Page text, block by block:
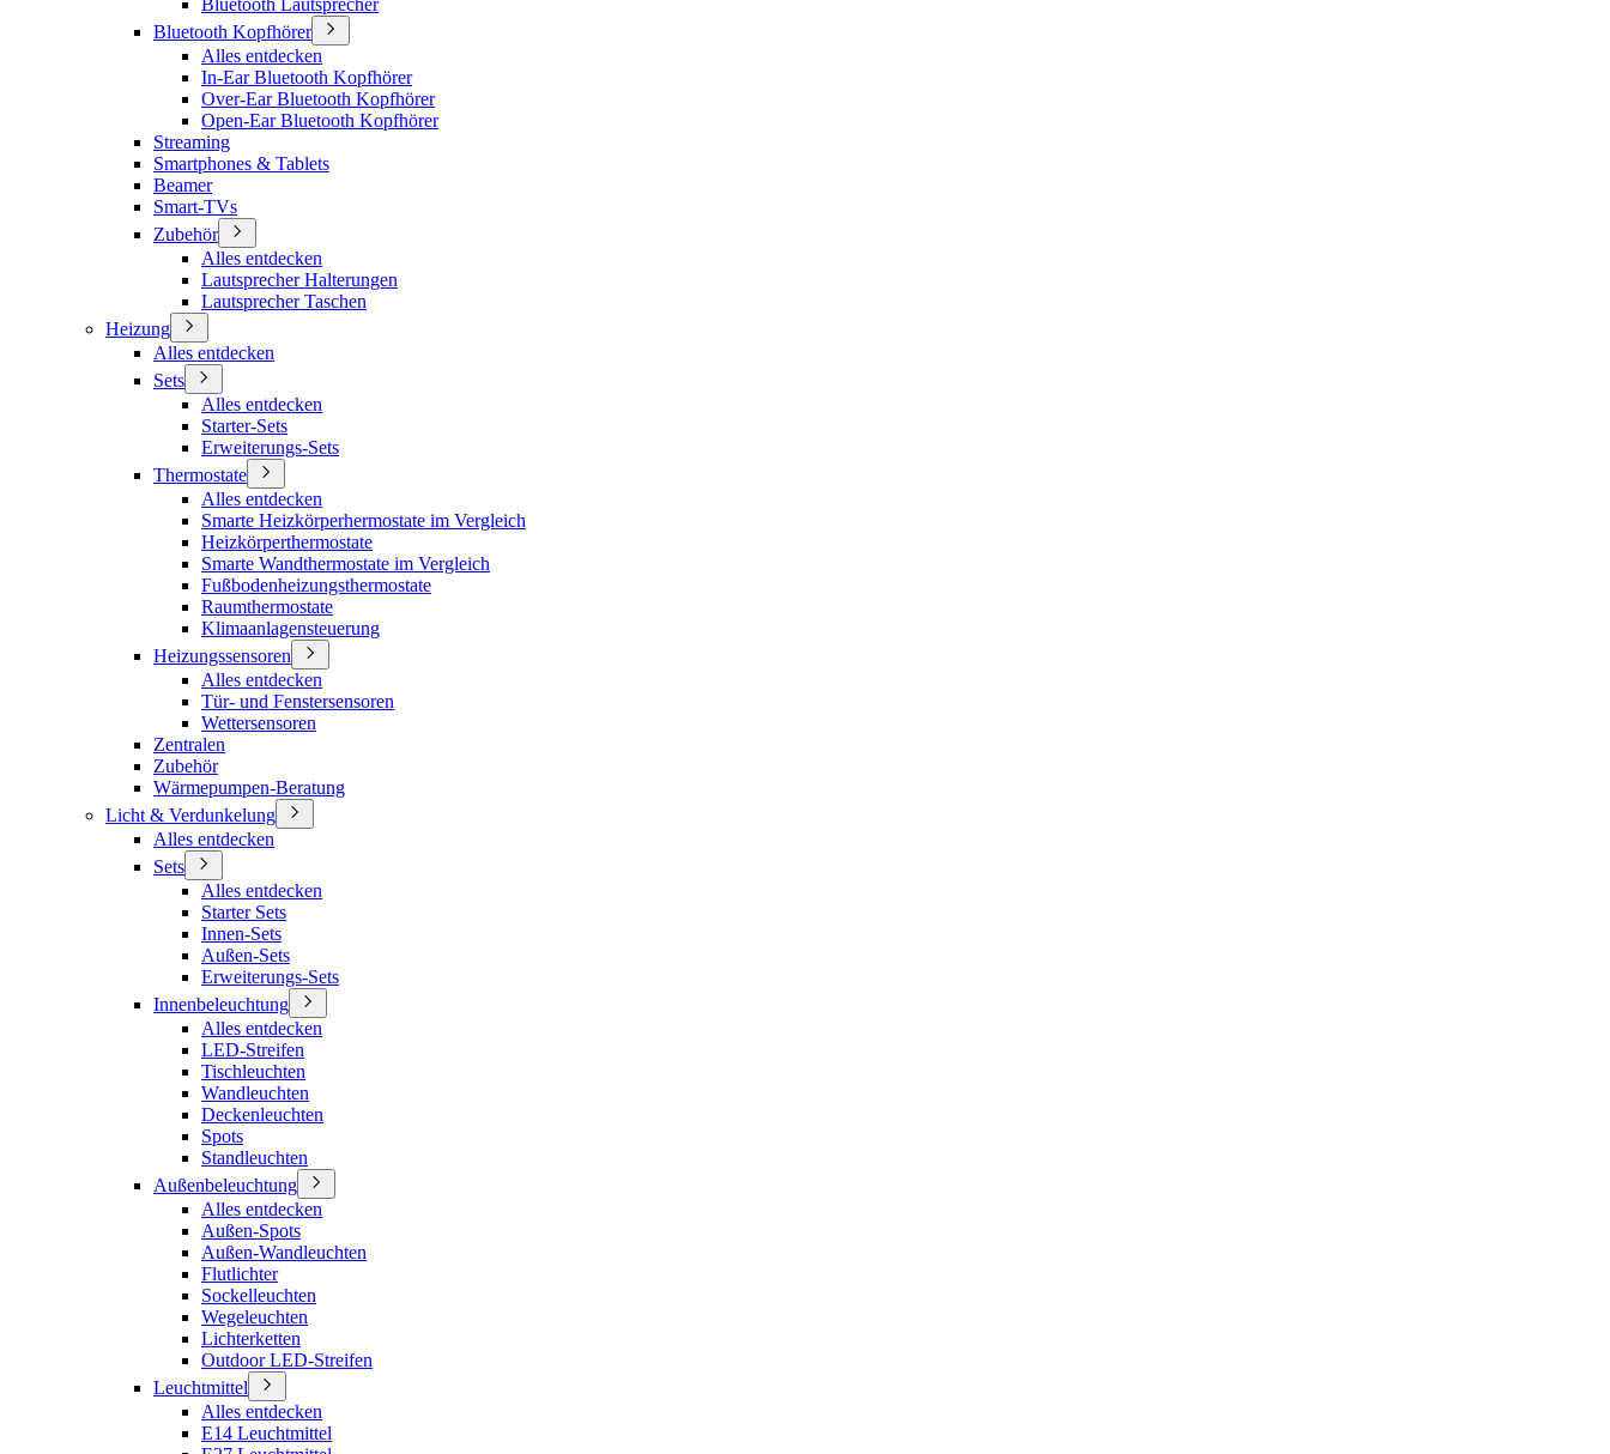
Bluetooth Lautsprecher
Bluetooth Kopfhörer
Alles entdecken
In-Ear Bluetooth Kopfhörer
Over-Ear Bluetooth Kopfhörer
Open-Ear Bluetooth Kopfhörer
Streaming
Smartphones & Tablets
Beamer
Smart-TVs
Zubehör
Alles entdecken
Lautsprecher Halterungen
Lautsprecher Taschen
Heizung
Alles entdecken
Sets
Alles entdecken
Starter-Sets
Erweiterungs-Sets
Thermostate
Alles entdecken
Smarte Heizkörperhermostate im Vergleich
Heizkörperthermostate
Smarte Wandthermostate im Vergleich
Fußbodenheizungsthermostate
Raumthermostate
Klimaanlagensteuerung
Heizungssensoren
Alles entdecken
Tür- und Fenstersensoren
Wettersensoren
Zentralen
Zubehör
Wärmepumpen-Beratung
Licht & Verdunkelung
Alles entdecken
Sets
Alles entdecken
Starter Sets
Innen-Sets
Außen-Sets
Erweiterungs-Sets
Innenbeleuchtung
Alles entdecken
LED-Streifen
Tischleuchten
Wandleuchten
Deckenleuchten
Spots
Standleuchten
Außenbeleuchtung
Alles entdecken
Außen-Spots
Außen-Wandleuchten
Flutlichter
Sockelleuchten
Wegeleuchten
Lichterketten
Outdoor LED-Streifen
Leuchtmittel
Alles entdecken
E14 Leuchtmittel